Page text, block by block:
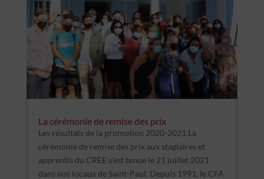
La cérémonie de remise des prix
Les résultats de la promotion 2020-2021 La
cérémonie de remise des prix aux stagiaires et
apprentis du CREE s’est tenue le 21 juillet 2021
dans nos locaux de Saint-Paul. Depuis 1991, le CFA